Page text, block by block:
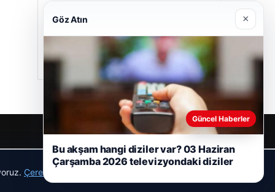
Cengiz Sigorta
23/06/2026
Çerez Politikamız
Göz Atın ×
Güncel Haberler
Bu akşam hangi diziler var? 03 Haziran
Çarşamba 2026 televizyondaki diziler